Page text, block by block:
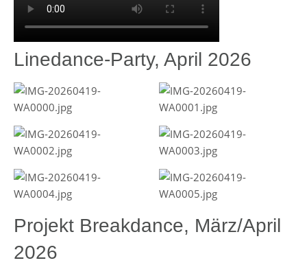
Linedance-Party, April 2026
Projekt Breakdance, März/April
2026